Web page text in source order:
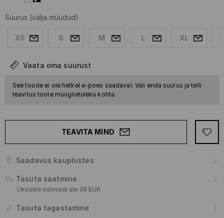
Suurus (välja müüdud)
XS S M L XL
Vaata oma suurust
See toode ei ole hetkel e-poes saadaval. Vali enda suurus ja telli
teavitus toote müügiletuleku kohta.
TEAVITA MIND
Saadavus kauplustes
Tasuta saatmine
Üksuste ostmisel üle 39 EUR
Tasuta tagastamine